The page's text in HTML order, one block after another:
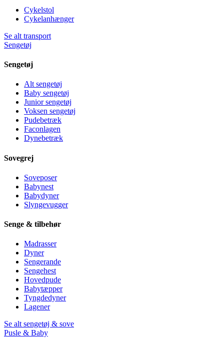
Cykelstol
Cykelanhænger
Se alt transport
Sengetøj
Sengetøj
Alt sengetøj
Baby sengetøj
Junior sengetøj
Voksen sengetøj
Pudebetræk
Faconlagen
Dynebetræk
Sovegrej
Soveposer
Babynest
Babydyner
Slyngevugger
Senge & tilbehør
Madrasser
Dyner
Sengerande
Sengehest
Hovedpude
Babytæpper
Tyngdedyner
Lagener
Se alt sengetøj & sove
Pusle & Baby